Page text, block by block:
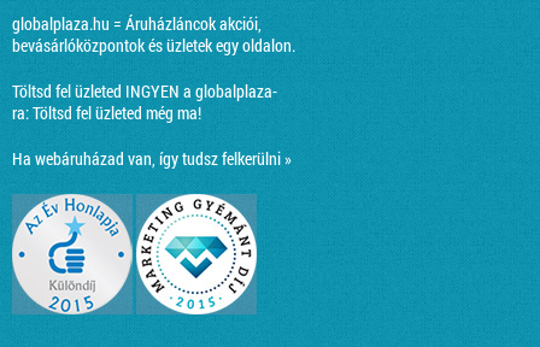
globalplaza.hu = Áruházláncok akciói,
bevásárlóközpontok és üzletek egy oldalon.
Töltsd fel üzleted INGYEN a globalplaza-
ra:Töltsd fel üzleted még ma!
Ha webáruházad van, így tudsz felkerülni »